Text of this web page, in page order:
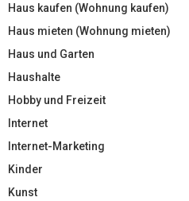
Haus kaufen (Wohnung kaufen)
Haus mieten (Wohnung mieten)
Haus und Garten
Haushalte
Hobby und Freizeit
Internet
Internet-Marketing
Kinder
Kunst